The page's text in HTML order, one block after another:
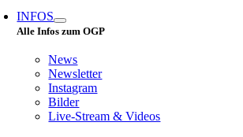
INFOS
Alle Infos zum OGP
News
Newsletter
Instagram
Bilder
Live-Stream & Videos